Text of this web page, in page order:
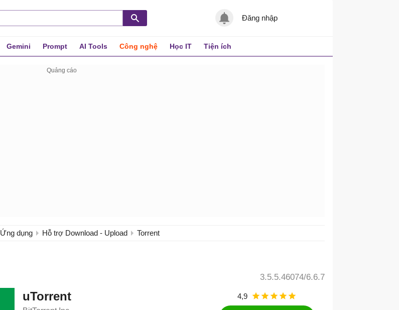
Đăng nhập
Gemini Prompt AI Tools Công nghệ Học IT Tiện ích
Ứng dụng Hỗ trợ Download - Upload Torrent
3.5.5.46074/6.6.7
uTorrent 4,9